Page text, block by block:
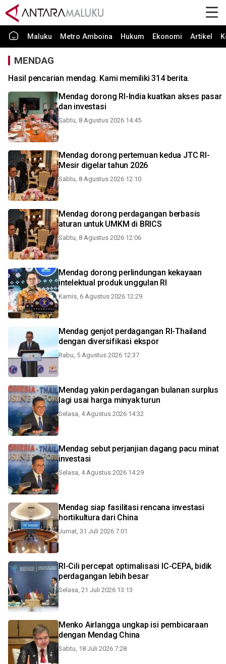
Maluku Metro Amboina Hukum Ekonomi Artikel
MENDAG
Hasil pencarian mendag. Kami memiliki 314 berita.
Mendag dorong RI-India kuatkan akses pasar
dan investasi
Sabtu, 8 Agustus 2026 14:45
Mendag dorong pertemuan kedua JTC RI-
Mesir digelar tahun 2026
Sabtu, 8 Agustus 2026 12:10
Mendag dorong perdagangan berbasis
aturan untuk UMKM di BRICS
Sabtu, 8 Agustus 2026 12:06
Mendag dorong perlindungan kekayaan
intelektual produk unggulan RI
Kamis, 6 Agustus 2026 12:29
Mendag genjot perdagangan RI-Thailand
dengan diversifikasi ekspor
Rabu, 5 Agustus 2026 12:37
Mendag yakin perdagangan bulanan surplus
lagi usai harga minyak turun
Selasa, 4 Agustus 2026 14:32
Mendag sebut perjanjian dagang pacu minat
investasi
Selasa, 4 Agustus 2026 14:29
Mendag siap fasilitasi rencana investasi
hortikultura dari China
Jumat, 31 Juli 2026 7:01
RI-Cili percepat optimalisasi IC-CEPA, bidik
perdagangan lebih besar
Selasa, 21 Juli 2026 13:13
Menko Airlangga ungkap isi pembicaraan
dengan Mendag China
Sabtu, 18 Juli 2026 7:28